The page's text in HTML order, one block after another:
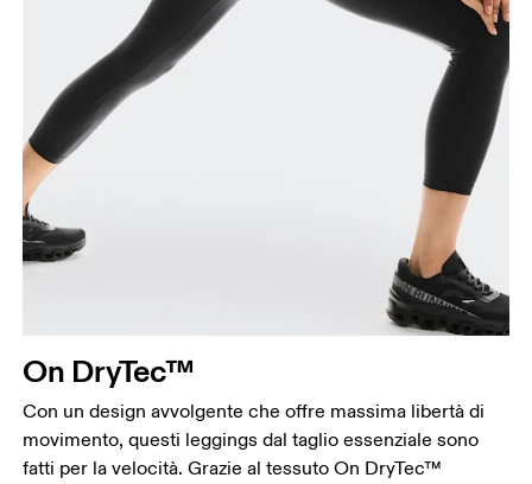
On DryTec™
Con un design avvolgente che offre massima libertà di
movimento, questi leggings dal taglio essenziale sono
fatti per la velocità. Grazie al tessuto On DryTec™